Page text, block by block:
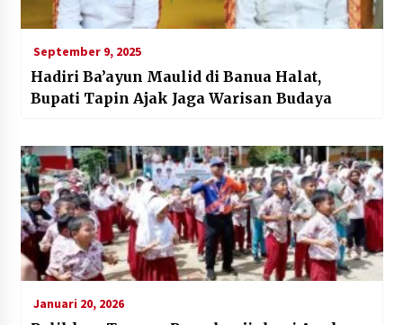
September 9, 2025
Hadiri Ba’ayun Maulid di Banua Halat,
Bupati Tapin Ajak Jaga Warisan Budaya
Januari 20, 2026